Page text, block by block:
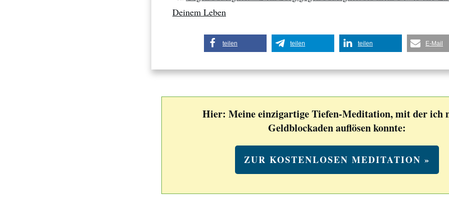
Deinem Leben
teilen teilen teilen E-Mail
Hier: Meine einzigartige Tiefen-Meditation, mit der ich
Geldblockaden auflösen konnte:
ZUR KOSTENLOSEN MEDITATION »